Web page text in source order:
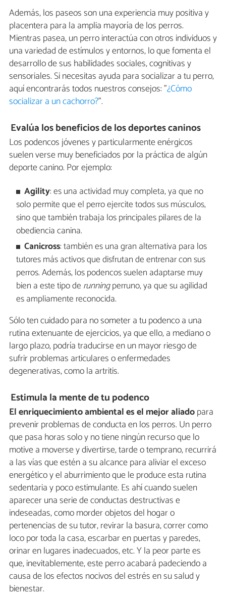
Además, los paseos son una experiencia muy positiva y
placentera para la amplia mayoría de los perros.
Mientras pasea, un perro interactúa con otros individuos y
una variedad de estímulos y entornos, lo que fomenta el
desarrollo de sus habilidades sociales, cognitivas y
sensoriales. Si necesitas ayuda para socializar a tu perro,
aquí encontrarás todos nuestros consejos: "¿Cómo
socializar a un cachorro?".
Evalúa los beneficios de los deportes caninos
Los podencos jóvenes y particularmente enérgicos
suelen verse muy beneficiados por la práctica de algún
deporte canino. Por ejemplo:
Agility: es una actividad muy completa, ya que no
solo permite que el perro ejercite todos sus músculos,
sino que también trabaja los principales pilares de la
obediencia canina.
Canicross: también es una gran alternativa para los
tutores más activos que disfrutan de entrenar con sus
perros. Además, los podencos suelen adaptarse muy
bien a este tipo de runningperruno, ya que su agilidad
es ampliamente reconocida.
Sólo ten cuidado para no someter a tu podenco a una
rutina extenuante de ejercicios, ya que ello, a mediano o
largo plazo, podría traducirse en un mayor riesgo de
sufrir problemas articulares o enfermedades
degenerativas, como la artritis.
Estimula la mente de tu podenco
El enriquecimiento ambiental es el mejor aliadopara
prevenir problemas de conducta en los perros. Un perro
que pasa horas solo y no tiene ningún recurso que lo
motive a moverse y divertirse, tarde o temprano, recurrirá
a las vías que estén a su alcance para aliviar el exceso
energético y el aburrimiento que le produce esta rutina
sedentaria y poco estimulante. Es ahí cuando suelen
aparecer una serie de conductas destructivas e
indeseadas, como morder objetos del hogar o
pertenencias de su tutor, revirar la basura, correr como
loco por toda la casa, escarbar en puertas y paredes,
orinar en lugares inadecuados, etc. Y la peor parte es
que, inevitablemente, este perro acabará padeciendo a
causa de los efectos nocivos del estrés en su salud y
bienestar.